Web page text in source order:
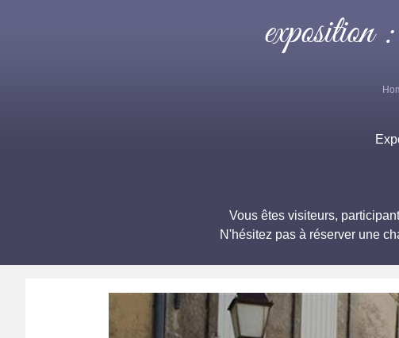
exposition
Vous êtes visiteurs,
N'hésitez pas à réserver une